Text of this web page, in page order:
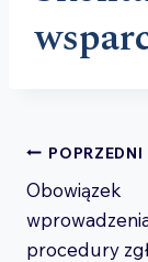
wpisu
POPRZEDNI
Obowiązek
procedury